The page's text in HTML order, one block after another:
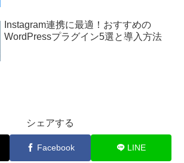
Instagram連携に最適！おすすめの
WordPressプラグイン5選と導入方法
シェアする
Facebook LINE